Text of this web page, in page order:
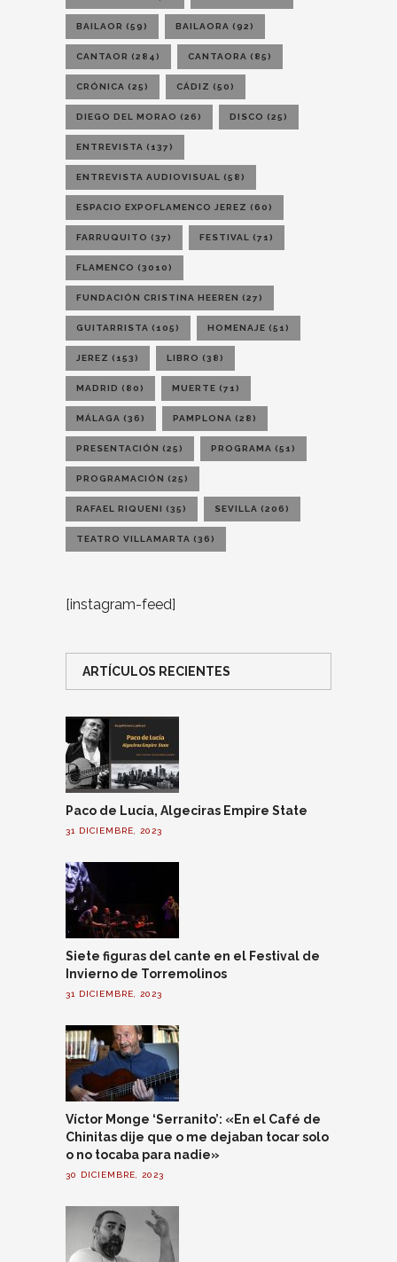
BAILAOR (59) BAILAORA (92)
CANTAOR (284) CANTAORA (85)
CRÓNICA (25) CÁDIZ (50)
DIEGO DEL MORAO (26) DISCO (25)
ENTREVISTA (137)
ENTREVISTA AUDIOVISUAL (58)
ESPACIO EXPOFLAMENCO JEREZ (60)
FARRUQUITO (37) FESTIVAL (71)
FLAMENCO (3010)
FUNDACIÓN CRISTINA HEEREN (27)
GUITARRISTA (105) HOMENAJE (51)
JEREZ (153) LIBRO (38)
MADRID (80) MUERTE (71)
MÁLAGA (36) PAMPLONA (28)
PRESENTACIÓN (25) PROGRAMA (51)
PROGRAMACIÓN (25)
RAFAEL RIQUENI (35) SEVILLA (206)
TEATRO VILLAMARTA (36)
[instagram-feed]
ARTÍCULOS RECIENTES
Paco de Lucía, Algeciras Empire State
31 DICIEMBRE, 2023
Siete figuras del cante en el Festival de
Invierno de Torremolinos
31 DICIEMBRE, 2023
Víctor Monge ‘Serranito’: «En el Café de
Chinitas dije que o me dejaban tocar solo
o no tocaba para nadie»
30 DICIEMBRE, 2023